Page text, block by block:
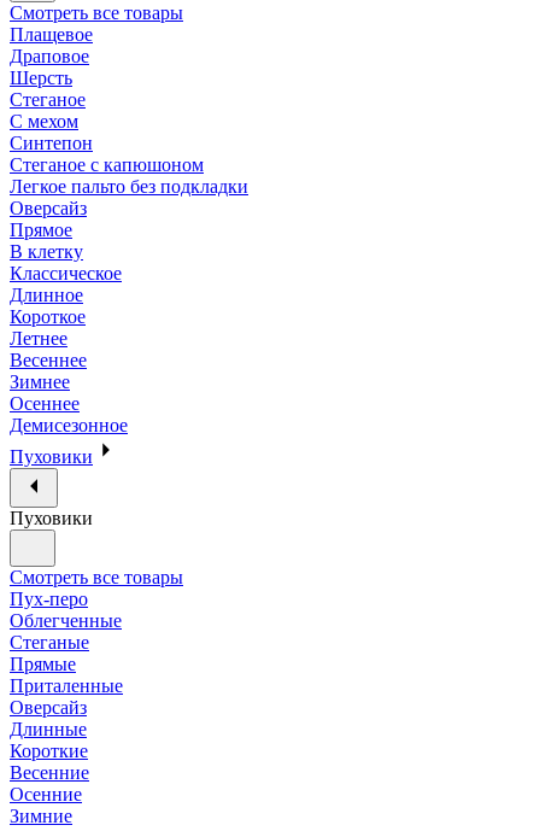
Смотреть все товары
Плащевое
Драповое
Шерсть
Стеганое
С мехом
Синтепон
Стеганое с капюшоном
Легкое пальто без подкладки
Оверсайз
Прямое
В клетку
Классическое
Длинное
Короткое
Летнее
Весеннее
Зимнее
Осеннее
Демисезонное
Пуховики
Пуховики
Смотреть все товары
Пух-перо
Облегченные
Стеганые
Прямые
Приталенные
Оверсайз
Длинные
Короткие
Весенние
Осенние
Зимние